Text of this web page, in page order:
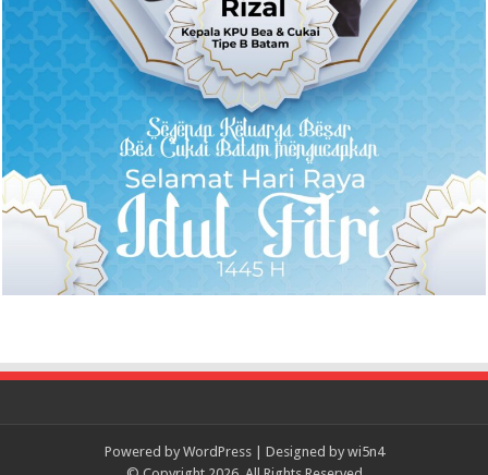
Powered by WordPress| Designed by wi5n4